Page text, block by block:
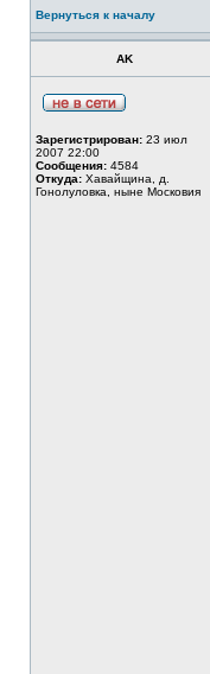
Вернуться к началу
AK
Зарегистрирован: 23 июл
2007 22:00
Сообщения: 4584
Откуда: Хавайщина, д.
Гонолуловка, ныне Московия